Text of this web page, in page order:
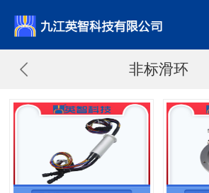
非标滑环